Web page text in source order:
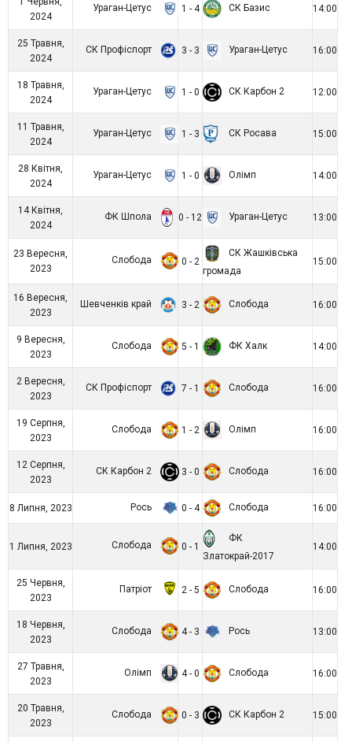
2024
Ураган-Цетус 1 - 4 СК Базис 14:00
25 Травня,
2024
СК Профіспорт 3 - 3 Ураган-Цетус 16:00
18 Травня,
2024
Ураган-Цетус 1 - 0 СК Карбон 2 12:00
11 Травня,
2024
Ураган-Цетус 1 - 3 СК Росава 15:00
28 Квітня,
2024
Ураган-Цетус 1 - 0 Олімп 14:00
14 Квітня,
2024
ФК Шпола 0 - 12 Ураган-Цетус 13:00
23 Вересня,
2023
Слобода 0 - 2
СК Жашківська
громада
15:00
16 Вересня,
2023
Шевченків край 3 - 2 Слобода 16:00
9 Вересня,
2023
Слобода 5 - 1 ФК Халк 14:00
2 Вересня,
2023
СК Профіспорт 7 - 1 Слобода 16:00
19 Серпня,
2023
Слобода 1 - 2 Олімп 16:00
12 Серпня,
2023
СК Карбон 2 3 - 0 Слобода 16:00
8 Липня, 2023 Рось 0 - 4 Слобода 16:00
1 Липня, 2023 Слобода 0 - 1
ФК
Златокрай-2017
14:00
25 Червня,
2023
Патріот 2 - 5 Слобода 16:00
18 Червня,
2023
Слобода 4 - 3 Рось 13:00
27 Травня,
2023
Олімп 4 - 0 Слобода 16:00
20 Травня,
2023
Слобода 0 - 3 СК Карбон 2 15:00